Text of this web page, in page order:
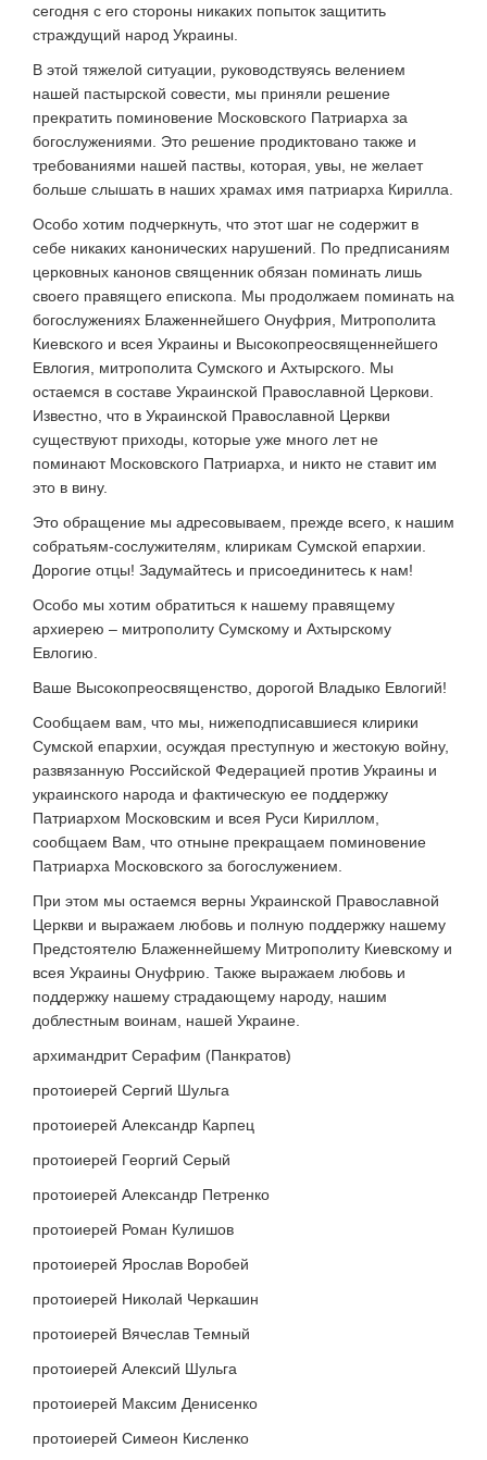
сегодня с его стороны никаких попыток защитить
страждущий народ Украины.
В этой тяжелой ситуации, руководствуясь велением
нашей пастырской совести, мы приняли решение
прекратить поминовение Московского Патриарха за
богослужениями. Это решение продиктовано также и
требованиями нашей паствы, которая, увы, не желает
больше слышать в наших храмах имя патриарха Кирилла.
Особо хотим подчеркнуть, что этот шаг не содержит в
себе никаких канонических нарушений. По предписаниям
церковных канонов священник обязан поминать лишь
своего правящего епископа. Мы продолжаем поминать на
богослужениях Блаженнейшего Онуфрия, Митрополита
Киевского и всея Украины и Высокопреосвященнейшего
Евлогия, митрополита Сумского и Ахтырского. Мы
остаемся в составе Украинской Православной Церкови.
Известно, что в Украинской Православной Церкви
существуют приходы, которые уже много лет не
поминают Московского Патриарха, и никто не ставит им
это в вину.
Это обращение мы адресовываем, прежде всего, к нашим
собратьям-сослужителям, клирикам Сумской епархии.
Дорогие отцы! Задумайтесь и присоединитесь к нам!
Особо мы хотим обратиться к нашему правящему
архиерею – митрополиту Сумскому и Ахтырскому
Евлогию.
Ваше Высокопреосвященство, дорогой Владыко Евлогий!
Сообщаем вам, что мы, нижеподписавшиеся клирики
Сумской епархии, осуждая преступную и жестокую войну,
развязанную Российской Федерацией против Украины и
украинского народа и фактическую ее поддержку
Патриархом Московским и всея Руси Кириллом,
сообщаем Вам, что отныне прекращаем поминовение
Патриарха Московского за богослужением.
При этом мы остаемся верны Украинской Православной
Церкви и выражаем любовь и полную поддержку нашему
Предстоятелю Блаженнейшему Митрополиту Киевскому и
всея Украины Онуфрию. Также выражаем любовь и
поддержку нашему страдающему народу, нашим
доблестным воинам, нашей Украине.
архимандрит Серафим (Панкратов)
протоиерей Сергий Шульга
протоиерей Александр Карпец
протоиерей Георгий Серый
протоиерей Александр Петренко
протоиерей Роман Кулишов
протоиерей Ярослав Воробей
протоиерей Николай Черкашин
протоиерей Вячеслав Темный
протоиерей Алексий Шульга
протоиерей Максим Денисенко
протоиерей Симеон Кисленко